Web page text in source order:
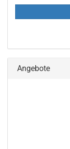
Angebote